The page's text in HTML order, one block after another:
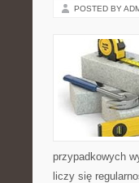
POSTED BY
przypadkowych
liczy się